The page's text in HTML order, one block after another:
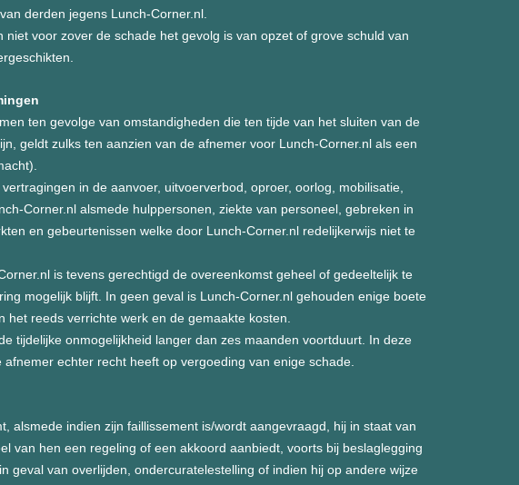
derden jegens Lunch-Corner.nl.
voor zover de schade het gevolg is van opzet of grove schuld van
ten gevolge van omstandigheden die ten tijde van het sluiten van de
geldt zulks ten aanzien van de afnemer voor Lunch-Corner.nl als een
in de aanvoer, uitvoerverbod, oproer, oorlog, mobilisatie,
Corner.nl alsmede hulppersonen, ziekte van personeel, gebreken in
en gebeurtenissen welke door Lunch-Corner.nl redelijkerwijs niet te
is tevens gerechtigd de overeenkomst geheel of gedeeltelijk te
mogelijk blijft. In geen geval is Lunch-Corner.nl gehouden enige boete
reeds verrichte werk en de gemaakte kosten.
tijdelijke onmogelijkheid langer dan zes maanden voortduurt. In deze
echter recht heeft op vergoeding van enige schade.
alsmede indien zijn faillissement is/wordt aangevraagd, hij in staat van
van hen een regeling of een akkoord aanbiedt, voorts bij beslaglegging
geval van overlijden, ondercuratelestelling of indien hij op andere wijze